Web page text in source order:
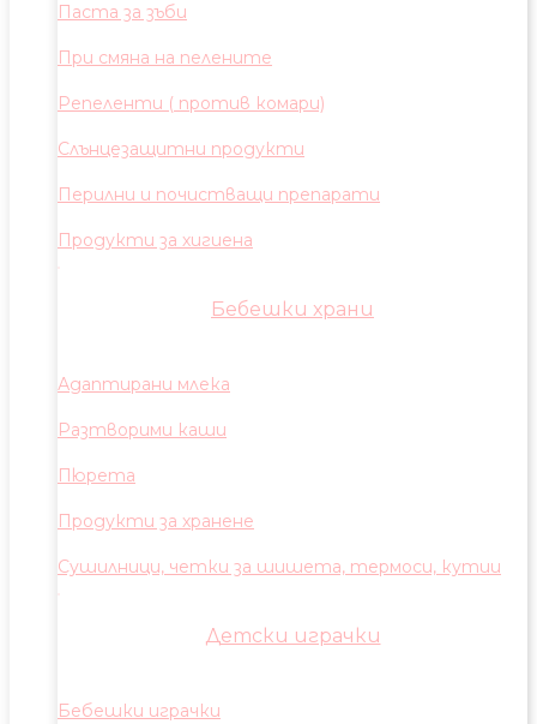
Паста за зъби
При смяна на пелените
Репеленти ( против комари)
Слънцезащитни продукти
Перилни и почистващи препарати
Продукти за хигиена
Бебешки храни
Адаптирани млека
Разтворими каши
Пюрета
Продукти за хранене
Сушилници, четки за шишета, термоси, кутии
Детски играчки
Бебешки играчки